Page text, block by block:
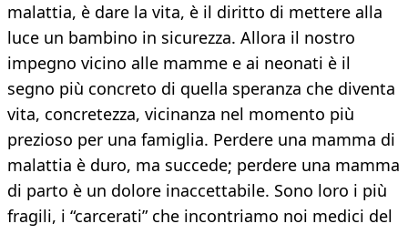
malattia, è dare la vita, è il diritto di mettere alla
luce un bambino in sicurezza. Allora il nostro
impegno vicino alle mamme e ai neonati è il
segno più concreto di quella speranza che diventa
vita, concretezza, vicinanza nel momento più
prezioso per una famiglia. Perdere una mamma di
malattia è duro, ma succede; perdere una mamma
di parto è un dolore inaccettabile. Sono loro i più
fragili, i “carcerati” che incontriamo noi medici del